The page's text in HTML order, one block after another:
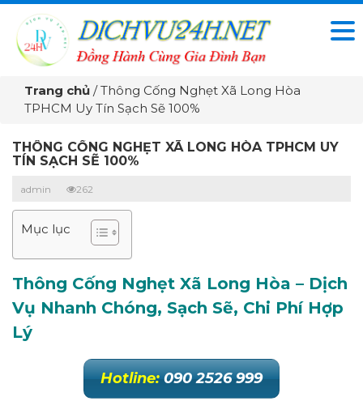
Trang chủ /Thông Cống Nghẹt Xã Long Hòa
TPHCM Uy Tín Sạch Sẽ 100%
THÔNG CỐNG NGHẸT XÃ LONG HÒA TPHCM UY
TÍN SẠCH SẼ 100%
admin 262
Mục lục
Thông Cống Nghẹt Xã Long Hòa – Dịch
Vụ Nhanh Chóng, Sạch Sẽ, Chi Phí Hợp
Lý
Hotline: 090 2526 999